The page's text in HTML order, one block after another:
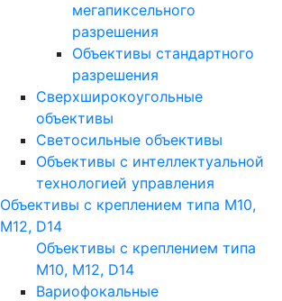
мегапиксельного
разрешения
Объективы стандартного
разрешения
Сверхширокоугольные
объективы
Светосильные объективы
Объективы с интеллектуальной
технологией управления
Объективы с креплением типа M10,
M12, D14
Объективы с креплением типа
M10, M12, D14
Вариофокальные